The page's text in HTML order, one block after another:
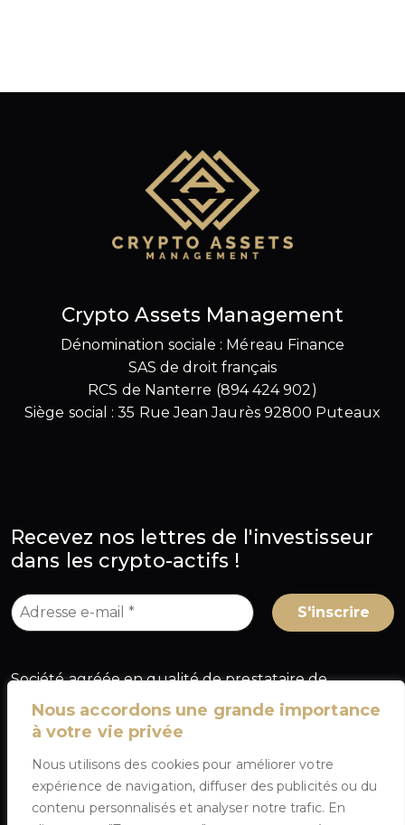
Nous accordons une grande importance
à votre vie privée
Nous utilisons des cookies pour améliorer votre
expérience de navigation, diffuser des publicités ou du
contenu personnalisés et analyser notre trafic. En
Crypto Assets Management
Dénomination sociale : Méreau Finance
SAS de droit français
RCS de Nanterre (894 424 902)
Siège social : 35 Rue Jean Jaurès 92800 Puteaux
Recevez nos lettres de l'investisseur
dans les crypto-actifs !
Société agréée en qualité de prestataire de
services sur crypto-actifs (PSCA) au titre du
règlement européen MiCA, sous le numéro
financiers (AMF) en France.